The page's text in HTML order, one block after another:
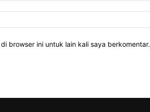
browser ini untuk lain kali saya berkomentar.